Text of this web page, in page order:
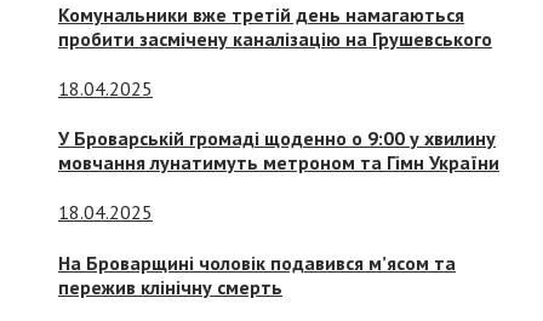
Комунальники вже третій день намагаються
пробити засмічену каналізацію на Грушевського
18.04.2025
У Броварській громаді щоденно о 9:00 у хвилину
мовчання лунатимуть метроном та Гімн України
18.04.2025
На Броварщині чоловік подавився м’ясом та
пережив клінічну смерть